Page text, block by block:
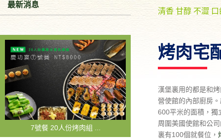
最新消息
7號餐 20人份烤肉組 ...
清香 甘醇 不澀
烤肉宅
漢堡裏用的都是和
營使館的內部廚房
600平米的面積，獨
周圍美國使館和公
裏有100個就餐位，